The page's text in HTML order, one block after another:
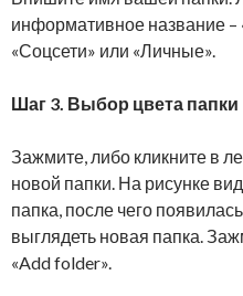
информативное название –
«Соцсети» или «Личные».
Шаг 3. Выбор цвета папки
Зажмите, либо кликните в
новой папки. На рисунке
папка, после чего
выглядеть новая папка.
«Add folder».